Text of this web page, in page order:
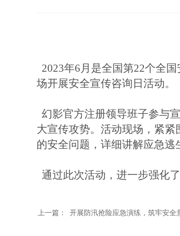
2023年6月是全国第22个全国
场开展安全宣传咨询日活动。
幻影官方注册领导班子参与
大宣传攻势。活动现场，紧紧
的安全问题，详细讲解应急逃
通过此次活动 ，进一步强化
上一篇： 开展防汛抢险应急演练，筑牢安全